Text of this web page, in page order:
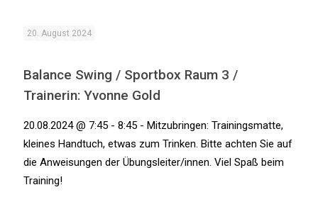
20. August 2024
Balance Swing / Sportbox Raum 3 /
Trainerin: Yvonne Gold
20.08.2024 @ 7:45 - 8:45 - Mitzubringen: Trainingsmatte,
kleines Handtuch, etwas zum Trinken. Bitte achten Sie auf
die Anweisungen der Übungsleiter/innen. Viel Spaß beim
Training!